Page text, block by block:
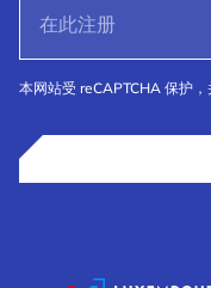
本网站受 reCAPTCHA 保护